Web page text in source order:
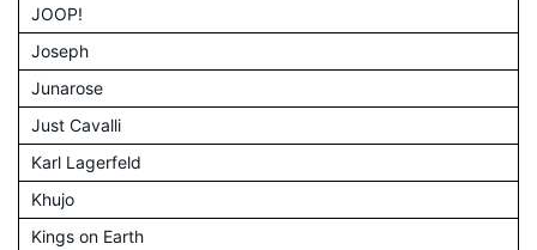
JOOP!
Joseph
Junarose
Just Cavalli
Karl Lagerfeld
Khujo
Kings on Earth